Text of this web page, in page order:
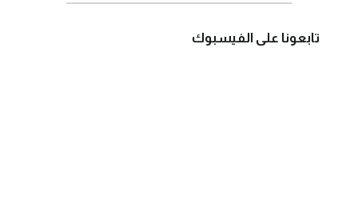
تابعونا على الفيسبوك